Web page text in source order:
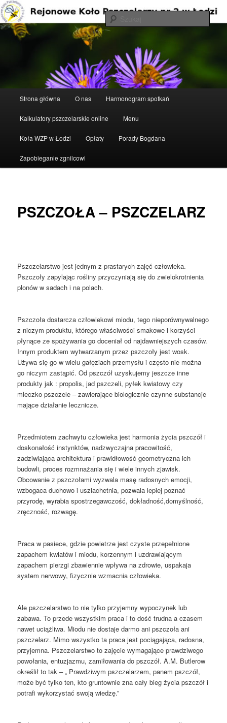
Przeskocz
do
tekstu
Rejonowe Koło Pszczelarzy nr 2 w
Strona główna O nas Harmonogram spotkań
Kalkulatory pszczelarskie online Menu
Koła WZP w Łodzi Opłaty Porady Bogdana
Zapobieganie zgnilcowi
PSZCZOŁA – PSZCZELARZ
Pszczelarstwo jest jednym z prastarych zajęć człowieka.
Pszczoły zapylając rośliny przyczyniają się do zwielokrotnienia
plonów w sadach i na polach.
Pszczoła dostarcza człowiekowi miodu, tego nieporównywalnego
z niczym produktu, którego właściwości smakowe i korzyści
płynące ze spożywania go doceniał od najdawniejszych czasów.
Innym produktem wytwarzanym przez pszczoły jest wosk.
Używa się go w wielu gałęziach przemysłu i często nie można
go niczym zastąpić. Od pszczół uzyskujemy jeszcze inne
produkty jak : propolis, jad pszczeli, pyłek kwiatowy czy
mleczko pszczele – zawierające biologicznie czynne substancje
mające działanie lecznicze.
Przedmiotem zachwytu człowieka jest harmonia życia pszczół i
doskonałość instynktów, nadzwyczajna pracowitość,
zadziwiająca architektura i prawidłowość geometryczna ich
budowli, proces rozmnażania się i wiele innych zjawisk.
Obcowanie z pszczołami wyzwala masę radosnych emocji,
wzbogaca duchowo i uszlachetnia, pozwala lepiej poznać
przyrodę, wyrabia spostrzegawczość, dokładność,domyślność,
zręczność, rozwagę.
Praca w pasiece, gdzie powietrze jest czyste przepełnione
zapachem kwiatów i miodu, korzennym i uzdrawiającym
zapachem pierzgi zbawiennie wpływa na zdrowie, uspakaja
system nerwowy, fizycznie wzmacnia człowieka.
Ale pszczelarstwo to nie tylko przyjemny wypoczynek lub
zabawa. To przede wszystkim praca i to dość trudna a czasem
nawet uciążliwa. Miodu nie dostaje darmo ani pszczoła ani
pszczelarz. Mimo wszystko ta praca jest pociągająca, radosna,
przyjemna. Pszczelarstwo to zajęcie wymagające prawdziwego
powołania, entuzjazmu, zamiłowania do pszczół. A.M. Butlerow
określił to tak – „ Prawdziwym pszczelarzem, panem pszczół,
może być tylko ten, kto gruntownie zna cały bieg życia pszczół i
potrafi wykorzystać swoją wiedzę.”